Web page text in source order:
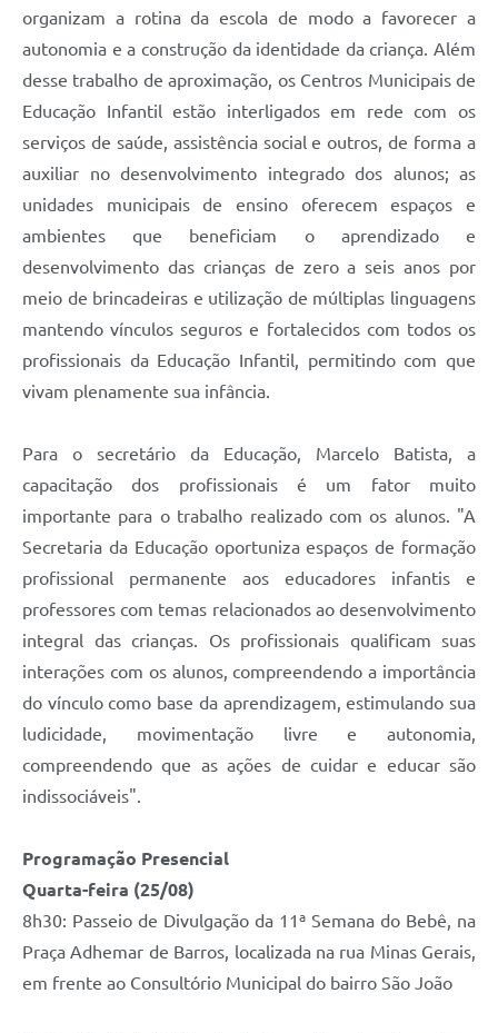
organizam a rotina da escola de modo a favorecer a
autonomia e a construção da identidade da criança. Além
desse trabalho de aproximação, os Centros Municipais de
Educação Infantil estão interligados em rede com os
serviços de saúde, assistência social e outros, de forma a
auxiliar no desenvolvimento integrado dos alunos; as
unidades municipais de ensino oferecem espaços e
ambientes que beneficiam o aprendizado e
desenvolvimento das crianças de zero a seis anos por
meio de brincadeiras e utilização de múltiplas linguagens
mantendo vínculos seguros e fortalecidos com todos os
profissionais da Educação Infantil, permitindo com que
vivam plenamente sua infância.
Para o secretário da Educação, Marcelo Batista, a
capacitação dos profissionais é um fator muito
importante para o trabalho realizado com os alunos. "A
Secretaria da Educação oportuniza espaços de formação
profissional permanente aos educadores infantis e
professores com temas relacionados ao desenvolvimento
integral das crianças. Os profissionais qualificam suas
interações com os alunos, compreendendo a importância
do vínculo como base da aprendizagem, estimulando sua
ludicidade, movimentação livre e autonomia,
compreendendo que as ações de cuidar e educar são
indissociáveis".
Programação Presencial
Quarta-feira (25/08)
8h30: Passeio de Divulgação da 11ª Semana do Bebê, na
Praça Adhemar de Barros, localizada na rua Minas Gerais,
em frente ao Consultório Municipal do bairro São João